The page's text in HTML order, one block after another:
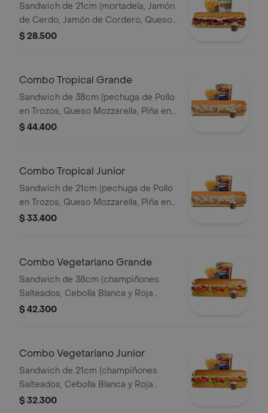
Sandwich de 21cm (mortadela, Jamón
de Cerdo, Jamón de Cordero, Queso
Mozzarella, Lechuga, y Salsa de Ajo)
$ 28.500
Combo Tropical Grande
Sandwich de 38cm (pechuga de Pollo
en Trozos, Queso Mozzarella, Piña en
Trozos y Salsa de Ajo) Papa Francesa
$ 44.400
Combo Tropical Junior
Sandwich de 21cm (pechuga de Pollo
en Trozos, Queso Mozzarella, Piña en
Trozos y Salsa de Ajo) Papa Francesa
$ 33.400
Combo Vegetariano Grande
Sandwich de 38cm (champiñones
Salteados, Cebolla Blanca y Roja
Salteadas, Lechuga,pimenton,maiz
$ 42.300
Combo Vegetariano Junior
Sandwich de 21cm (champiñones
Salteados, Cebolla Blanca y Roja
Salteadas, Lechuga,pimenton,maiz
$ 32.300